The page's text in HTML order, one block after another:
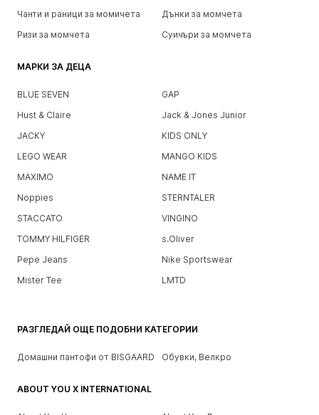
Чанти и раници за момичета
Дънки за момчета
Ризи за момчета
Суичъри за момчета
МАРКИ ЗА ДЕЦА
BLUE SEVEN
GAP
Hust & Claire
Jack & Jones Junior
JACKY
KIDS ONLY
LEGO WEAR
MANGO KIDS
MAXIMO
NAME IT
Noppies
STERNTALER
STACCATO
VINGINO
TOMMY HILFIGER
s.Oliver
Pepe Jeans
Nike Sportswear
Mister Tee
LMTD
РАЗГЛЕДАЙ ОЩЕ ПОДОБНИ КАТЕГОРИИ
Домашни пантофи от BISGAARD Обувки, Велкро
ABOUT YOU X INTERNATIONAL